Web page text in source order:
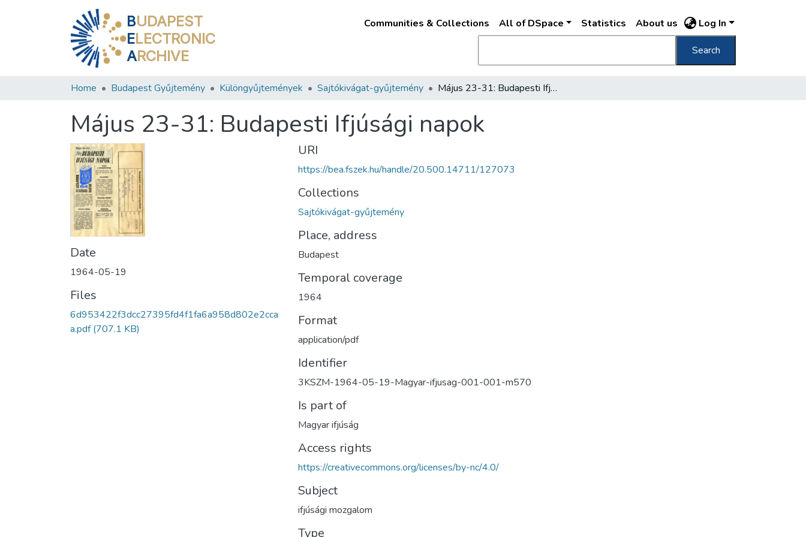
BUDAPEST
ELECTRONIC
ARCHIVE
Communities & Collections All of DSpace Statistics About us Log In
Search
Home Budapest Gyűjtemény Különgyűjtemények Sajtókivágat-gyűjtemény Május 23-31: Budapesti Ifjúsági napok
Május 23-31: Budapesti Ifjúsági napok
Date
1964-05-19
Files
6d953422f3dcc27395fd4f1fa6a958d802e2cca
a.pdf(707.1 KB)
URI
https://bea.fszek.hu/handle/20.500.14711/127073
Collections
Sajtókivágat-gyűjtemény
Place, address
Budapest
Temporal coverage
1964
Format
application/pdf
Identifier
3KSZM-1964-05-19-Magyar-ifjusag-001-001-m570
Is part of
Magyar ifjúság
Access rights
https://creativecommons.org/licenses/by-nc/4.0/
Subject
ifjúsági mozgalom
Type